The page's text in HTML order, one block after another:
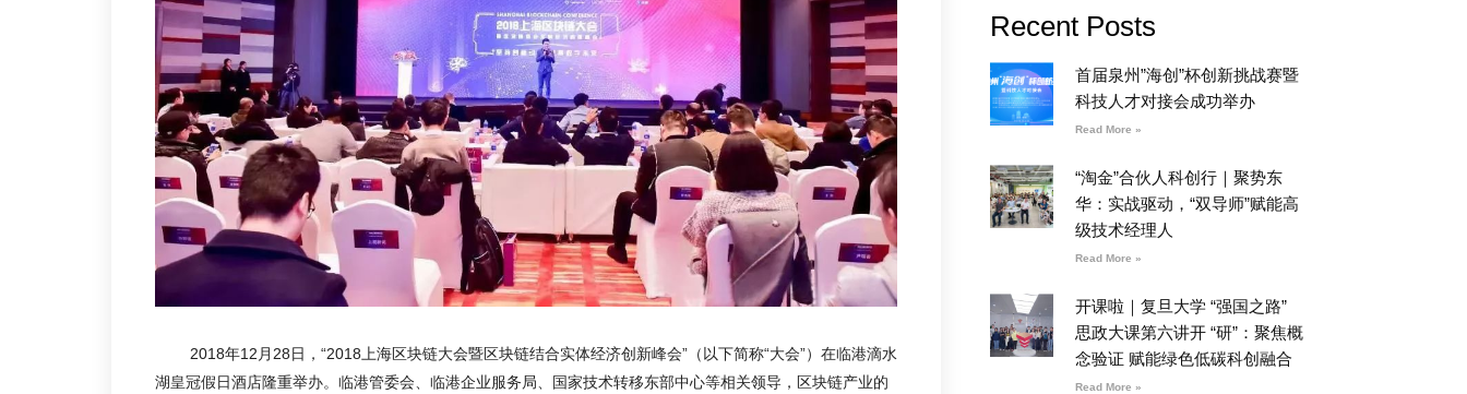
2018年12月28日，“2018上海区块链大会暨区块链结合实体经济创新峰会”（以下简称“大会”）在临港滴水
湖皇冠假日酒店隆重举办。临港管委会、临港企业服务局、国家技术转移东部中心等相关领导，区块链产业的
Recent Posts
首届泉州”海创”杯创新挑战赛暨
科技人才对接会成功举办
Read More »
“淘金”合伙人科创行｜聚势东
华：实战驱动，“双导师”赋能高
级技术经理人
Read More »
开课啦｜复旦大学 “强国之路”
思政大课第六讲开 “研”：聚焦概
念验证 赋能绿色低碳科创融合
Read More »